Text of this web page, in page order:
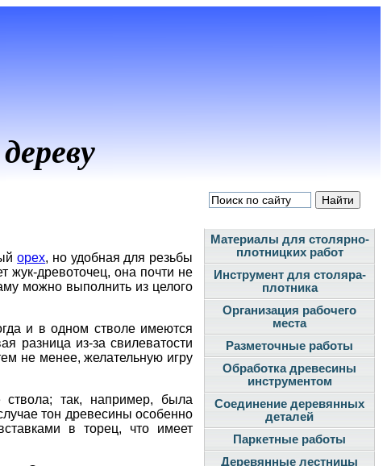
орех, но удобная для резьбы
жук-древоточец, она почти не
можно выполнить из целого
и в одном стволе имеются
разница из-за свилеватости
не менее, желательную игру
ствола; так, например, была
тон древесины особенно
в торец, что имеет
Материалы для столярно-
плотницких работ
Инструмент для столяра-
плотника
Организация рабочего
места
Разметочные работы
Обработка древесины
инструментом
Соединение деревянных
деталей
Паркетные работы
Деревянные лестницы